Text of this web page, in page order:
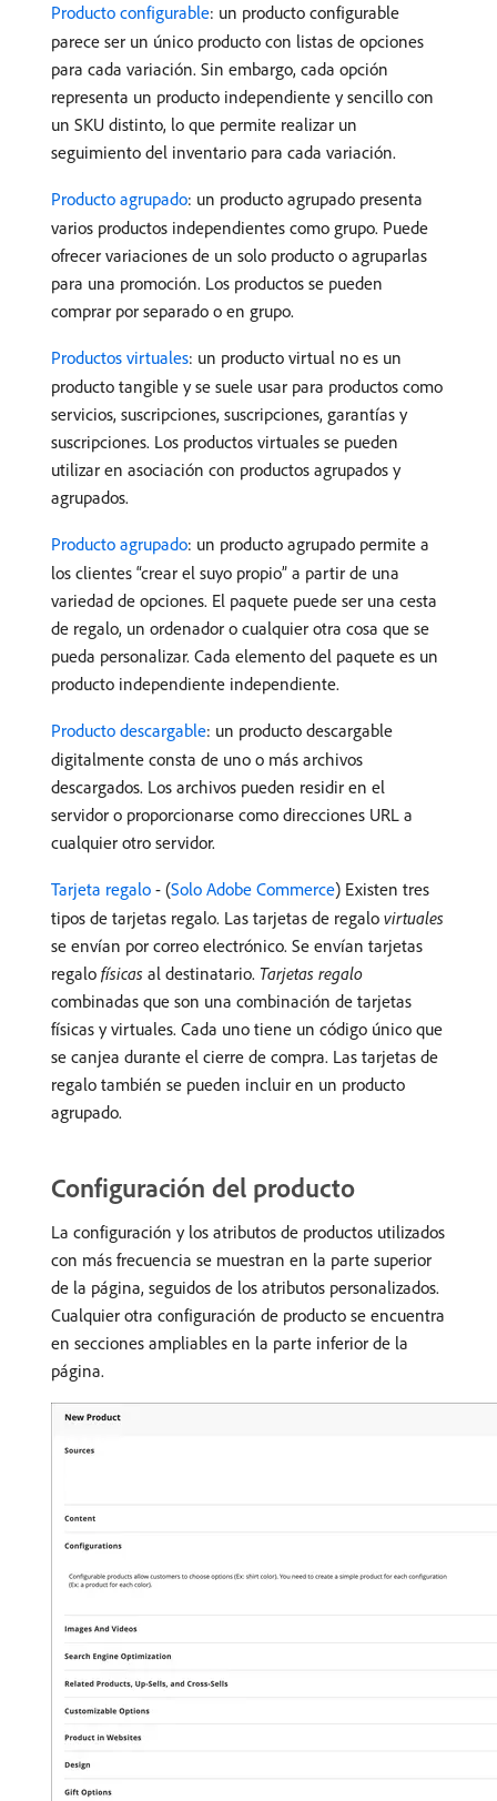
Producto configurable: un producto configurable
parece ser un único producto con listas de opciones
para cada variación. Sin embargo, cada opción
representa un producto independiente y sencillo con
un SKU distinto, lo que permite realizar un
seguimiento del inventario para cada variación.
Producto agrupado: un producto agrupado presenta
varios productos independientes como grupo. Puede
ofrecer variaciones de un solo producto o agruparlas
para una promoción. Los productos se pueden
comprar por separado o en grupo.
Productos virtuales: un producto virtual no es un
producto tangible y se suele usar para productos como
servicios, suscripciones, suscripciones, garantías y
suscripciones. Los productos virtuales se pueden
utilizar en asociación con productos agrupados y
agrupados.
Producto agrupado: un producto agrupado permite a
los clientes “crear el suyo propio” a partir de una
variedad de opciones. El paquete puede ser una cesta
de regalo, un ordenador o cualquier otra cosa que se
pueda personalizar. Cada elemento del paquete es un
producto independiente independiente.
Producto descargable: un producto descargable
digitalmente consta de uno o más archivos
descargados. Los archivos pueden residir en el
servidor o proporcionarse como direcciones URL a
cualquier otro servidor.
Tarjeta regalo - (Solo Adobe Commerce) Existen tres
tipos de tarjetas regalo. Las tarjetas de regalo virtuales
se envían por correo electrónico. Se envían tarjetas
regalo físicas al destinatario. Tarjetas regalo
combinadas que son una combinación de tarjetas
físicas y virtuales. Cada uno tiene un código único que
se canjea durante el cierre de compra. Las tarjetas de
regalo también se pueden incluir en un producto
agrupado.
Configuración del producto
La configuración y los atributos de productos utilizados
con más frecuencia se muestran en la parte superior
de la página, seguidos de los atributos personalizados.
Cualquier otra configuración de producto se encuentra
en secciones ampliables en la parte inferior de la
página.